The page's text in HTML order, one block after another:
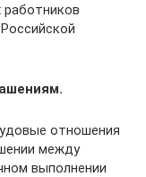
отношения
между
выполнении